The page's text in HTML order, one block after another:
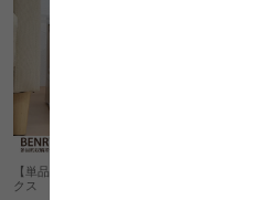
【単品:幅41cm】BENRY 多目的収納ボッ
クス